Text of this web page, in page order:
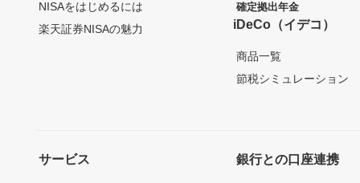
NISAをはじめるには
楽天証券NISAの魅力
確定拠出年金
iDeCo（イデコ）
商品一覧
節税シミュレーション
サービス 銀行との口座連携